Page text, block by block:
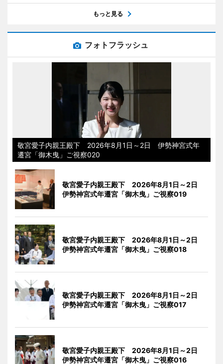
もっと見る
フォトフラッシュ
敬宮愛子内親王殿下 2026年8月1日～2日 伊勢神宮式年
遷宮「御木曳」ご視察020
敬宮愛子内親王殿下 2026年8月1日～2日
伊勢神宮式年遷宮「御木曳」ご視察019
敬宮愛子内親王殿下 2026年8月1日～2日
伊勢神宮式年遷宮「御木曳」ご視察018
敬宮愛子内親王殿下 2026年8月1日～2日
伊勢神宮式年遷宮「御木曳」ご視察017
敬宮愛子内親王殿下 2026年8月1日～2日
伊勢神宮式年遷宮「御木曳」ご視察016